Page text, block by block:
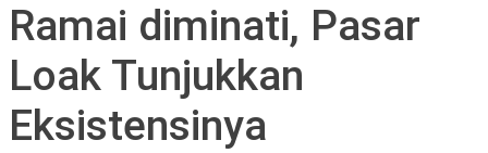
Ramai diminati, Pasar
Loak Tunjukkan
Eksistensinya